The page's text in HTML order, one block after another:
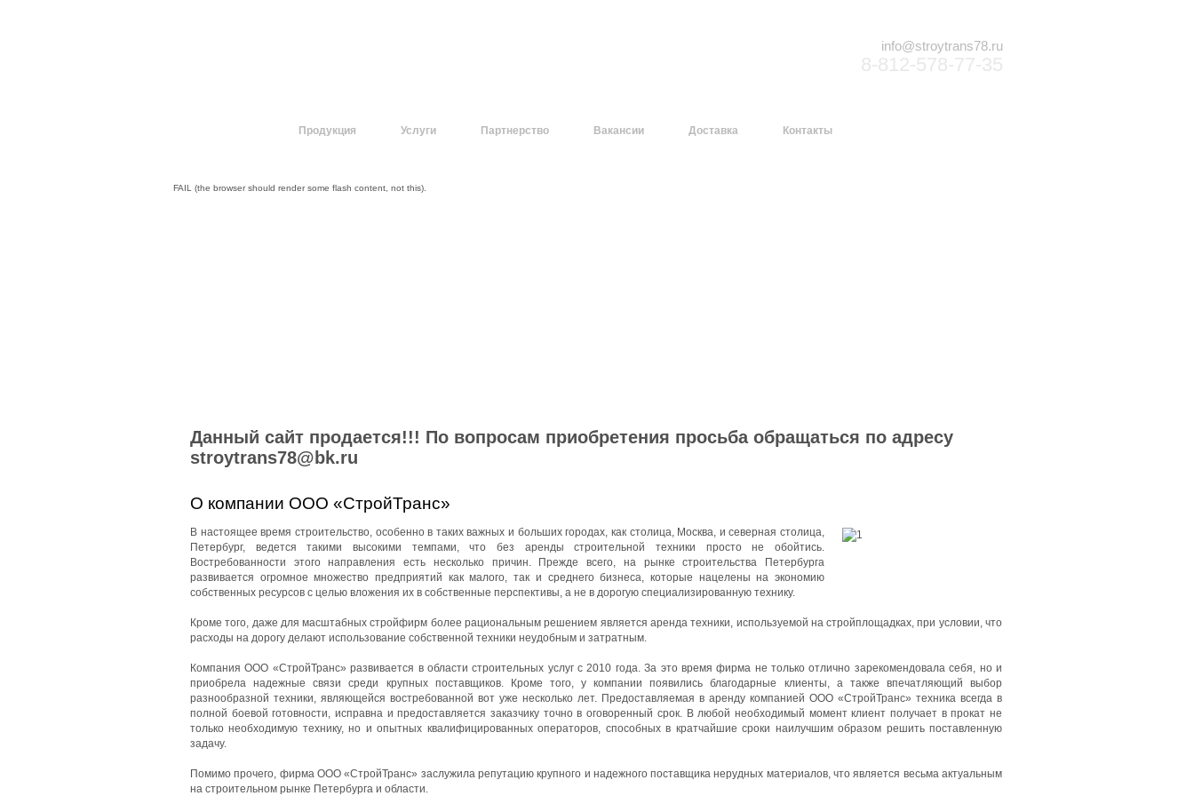
info@stroytrans78.ru
Продукция Услуги Партнерство Вакансии Доставка Контакты
FAIL (the browser should render some flash content, not this).
Данный сайт продается!!! По вопросам приобретения просьба обращаться по адресу
stroytrans78@bk.ru
О компании ООО «СтройТранс»
В настоящее время строительство, особенно в таких важных и больших городах, как столица, Москва, и северная столица,
Петербург, ведется такими высокими темпами, что без аренды строительной техники просто не обойтись.
Востребованности этого направления есть несколько причин. Прежде всего, на рынке строительства Петербурга
развивается огромное множество предприятий как малого, так и среднего бизнеса, которые нацелены на экономию
собственных ресурсов с целью вложения их в собственные перспективы, а не в дорогую специализированную технику.
Кроме того, даже для масштабных стройфирм более рациональным решением является аренда техники, используемой на стройплощадках, при условии, что
расходы на дорогу делают использование собственной техники неудобным и затратным.
Компания ООО «СтройТранс» развивается в области строительных услуг с 2010 года. За это время фирма не только отлично зарекомендовала себя, но и
приобрела надежные связи среди крупных поставщиков. Кроме того, у компании появились благодарные клиенты, а также впечатляющий выбор
разнообразной техники, являющейся востребованной вот уже несколько лет. Предоставляемая в аренду компанией ООО «СтройТранс» техника всегда в
полной боевой готовности, исправна и предоставляется заказчику точно в оговоренный срок. В любой необходимый момент клиент получает в прокат не
только необходимую технику, но и опытных квалифицированных операторов, способных в кратчайшие сроки наилучшим образом решить поставленную
задачу.
Помимо прочего, фирма ООО «СтройТранс» заслужила репутацию крупного и надежного поставщика нерудных материалов, что является весьма актуальным
на строительном рынке Петербурга и области.